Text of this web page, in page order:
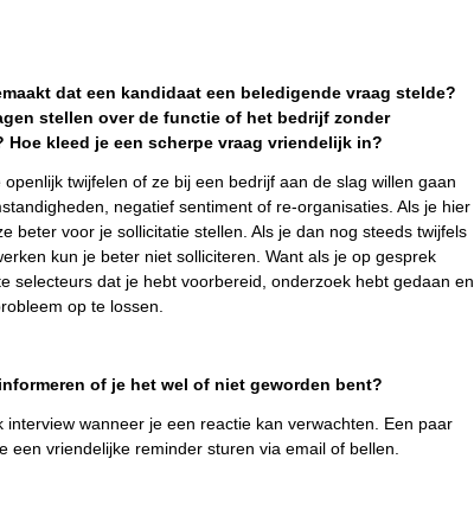
dat een kandidaat een beledigende vraag stelde?
stellen over de functie of het bedrijf zonder
Hoe kleed je een scherpe vraag vriendelijk in?
twijfelen of ze bij een bedrijf aan de slag willen gaan
negatief sentiment of re-organisaties. Als je hier
beter voor je sollicitatie stellen. Als je dan nog steeds twijfels
kun je beter niet solliciteren. Want als je op gesprek
selecteurs dat je hebt voorbereid, onderzoek hebt gedaan en
op te lossen.
of je het wel of niet geworden bent?
interview wanneer je een reactie kan verwachten. Een paar
een vriendelijke reminder sturen via email of bellen.